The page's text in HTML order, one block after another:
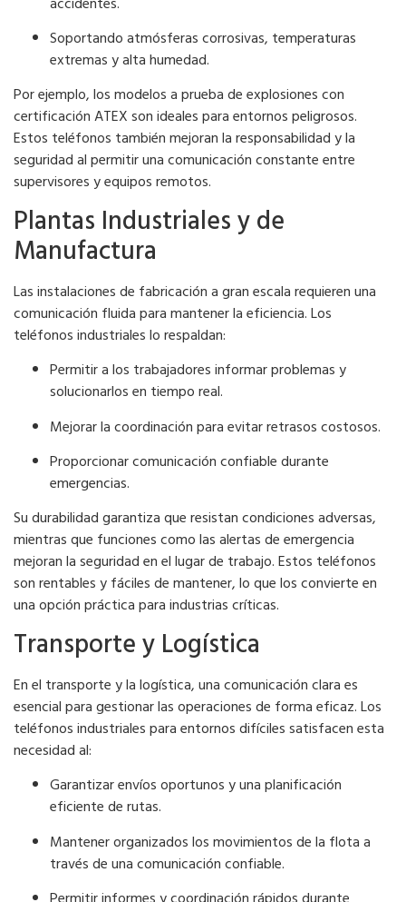
Soportando atmósferas corrosivas, temperaturas
extremas y alta humedad.
Por ejemplo, los modelos a prueba de explosiones con
certificación ATEX son ideales para entornos peligrosos.
Estos teléfonos también mejoran la responsabilidad y la
seguridad al permitir una comunicación constante entre
supervisores y equipos remotos.
Plantas Industriales y de
Manufactura
Las instalaciones de fabricación a gran escala requieren una
comunicación fluida para mantener la eficiencia. Los
teléfonos industriales lo respaldan:
Permitir a los trabajadores informar problemas y
solucionarlos en tiempo real.
Mejorar la coordinación para evitar retrasos costosos.
Proporcionar comunicación confiable durante
emergencias.
Su durabilidad garantiza que resistan condiciones adversas,
mientras que funciones como las alertas de emergencia
mejoran la seguridad en el lugar de trabajo. Estos teléfonos
son rentables y fáciles de mantener, lo que los convierte en
una opción práctica para industrias críticas.
Transporte y Logística
En el transporte y la logística, una comunicación clara es
esencial para gestionar las operaciones de forma eficaz. Los
teléfonos industriales para entornos difíciles satisfacen esta
necesidad al:
Garantizar envíos oportunos y una planificación
eficiente de rutas.
Mantener organizados los movimientos de la flota a
través de una comunicación confiable.